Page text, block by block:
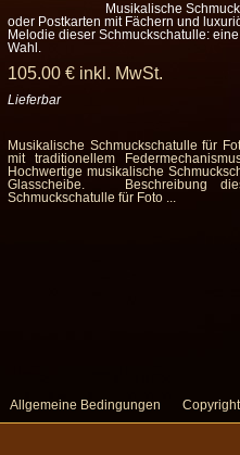
Musikalische
oder Postkarten mit Fächern und
Melodie dieser Schmuckschatulle:
Wahl.
105.00 € inkl. MwSt.
Lieferbar
Musikalische Schmuckschatulle für
mit traditionellem
Hochwertige musikalische
Glasscheibe. Beschreibung
Schmuckschatulle für Foto ...
Allgemeine Bedingungen Copyright